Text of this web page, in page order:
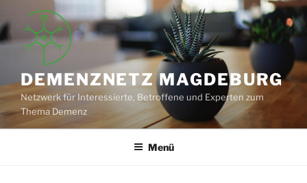
Inhalt
springen
DEMENZNETZ MAGDEBURG
Netzwerk für Interessierte, Betroffene und Experten zum
Thema Demenz
Menü